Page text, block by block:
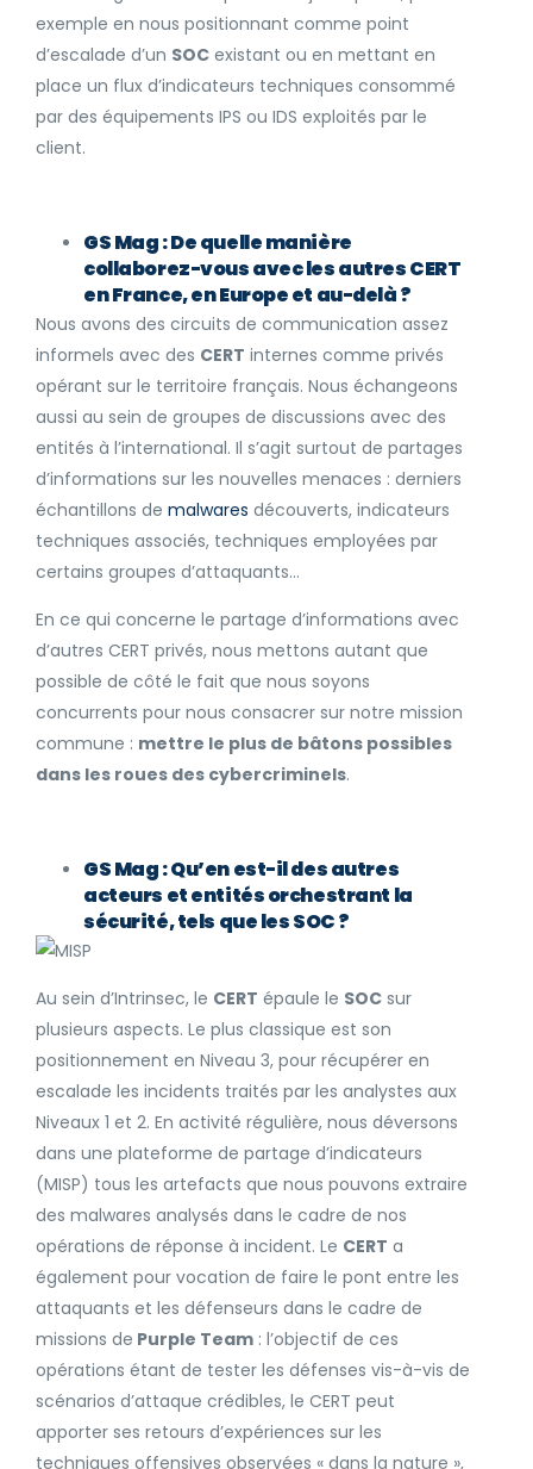
exemple en nous positionnant comme point
d’escalade d’un SOC existant ou en mettant en
place un flux d’indicateurs techniques consommé
par des équipements IPS ou IDS exploités par le
client.
GS Mag : De quelle manière
collaborez-vous avec les autres CERT
en France, en Europe et au-delà ?
Nous avons des circuits de communication assez
informels avec des CERT internes comme privés
opérant sur le territoire français. Nous échangeons
aussi au sein de groupes de discussions avec des
entités à l’international. Il s’agit surtout de partages
d’informations sur les nouvelles menaces : derniers
échantillons de malwares découverts, indicateurs
techniques associés, techniques employées par
certains groupes d’attaquants…
En ce qui concerne le partage d’informations avec
d’autres CERT privés, nous mettons autant que
possible de côté le fait que nous soyons
concurrents pour nous consacrer sur notre mission
commune : mettre le plus de bâtons possibles
dans les roues des cybercriminels.
GS Mag : Qu’en est-il des autres
acteurs et entités orchestrant la
sécurité, tels que les SOC ?
Au sein d’Intrinsec, le CERT épaule le SOC sur
plusieurs aspects. Le plus classique est son
positionnement en Niveau 3, pour récupérer en
escalade les incidents traités par les analystes aux
Niveaux 1 et 2. En activité régulière, nous déversons
dans une plateforme de partage d’indicateurs
(MISP) tous les artefacts que nous pouvons extraire
des malwares analysés dans le cadre de nos
opérations de réponse à incident. Le CERT a
également pour vocation de faire le pont entre les
attaquants et les défenseurs dans le cadre de
missions de Purple Team : l’objectif de ces
opérations étant de tester les défenses vis-à-vis de
scénarios d’attaque crédibles, le CERT peut
apporter ses retours d’expériences sur les
techniques offensives observées « dans la nature »,